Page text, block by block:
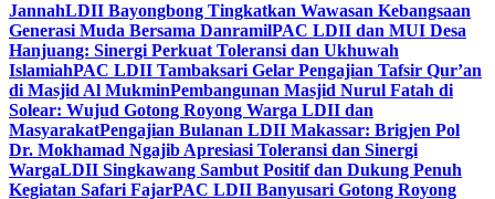
JannahLDII Bayongbong Tingkatkan Wawasan Kebangsaan
Generasi Muda Bersama DanramilPAC LDII dan MUI Desa
Hanjuang: Sinergi Perkuat Toleransi dan Ukhuwah
IslamiahPAC LDII Tambaksari Gelar Pengajian Tafsir Qur’an
di Masjid Al MukminPembangunan Masjid Nurul Fatah di
Solear: Wujud Gotong Royong Warga LDII dan
MasyarakatPengajian Bulanan LDII Makassar: Brigjen Pol
Dr. Mokhamad Ngajib Apresiasi Toleransi dan Sinergi
WargaLDII Singkawang Sambut Positif dan Dukung Penuh
Kegiatan Safari FajarPAC LDII Banyusari Gotong Royong